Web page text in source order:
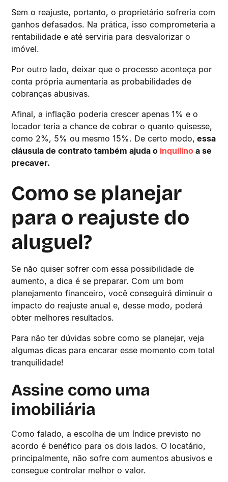
Sem o reajuste, portanto, o proprietário sofreria com
ganhos defasados. Na prática, isso comprometeria a
rentabilidade e até serviria para desvalorizar o
imóvel.
Por outro lado, deixar que o processo aconteça por
conta própria aumentaria as probabilidades de
cobranças abusivas.
Afinal, a inflação poderia crescer apenas 1% e o
locador teria a chance de cobrar o quanto quisesse,
como 2%, 5% ou mesmo 15%. De certo modo, essa
cláusula de contrato também ajuda o inquilino a se
precaver.
Como se planejar
para o reajuste do
aluguel?
Se não quiser sofrer com essa possibilidade de
aumento, a dica é se preparar. Com um bom
planejamento financeiro, você conseguirá diminuir o
impacto do reajuste anual e, desse modo, poderá
obter melhores resultados.
Para não ter dúvidas sobre como se planejar, veja
algumas dicas para encarar esse momento com total
tranquilidade!
Assine como uma
imobiliária
Como falado, a escolha de um índice previsto no
acordo é benéfico para os dois lados. O locatário,
principalmente, não sofre com aumentos abusivos e
consegue controlar melhor o valor.